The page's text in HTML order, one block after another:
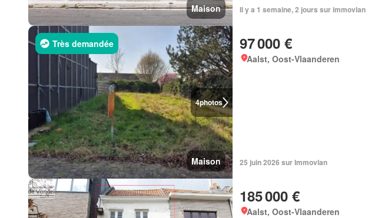
Maison Il y a 1 semaine, 2 jours sur immovlan
4photos
Très demandée
Maison
97 000 €
Aalst, Oost-Vlaanderen
25 juin 2026 sur Immovlan
185 000 €
Aalst, Oost-Vlaanderen